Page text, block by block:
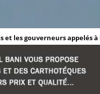
et les gouverneurs appelés